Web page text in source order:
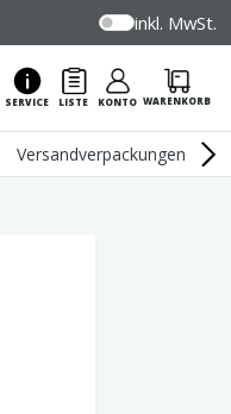
inkl. MwSt.
SERVICE LISTE KONTO WARENKORB
Versandverpackungen